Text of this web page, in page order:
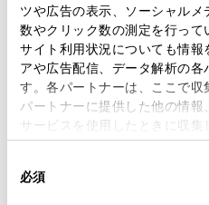
ツや広告の表示、ソーシャル
数やクリック数の測定を行っ
サイト利用状況についても情報
アや広告配信、データ解析の各
す。各パートナーは、ここで
パートナーに提供した他の情
サービスを使用したときに収
使用することがあります。当
必須
必須 都道府県
市区町村名